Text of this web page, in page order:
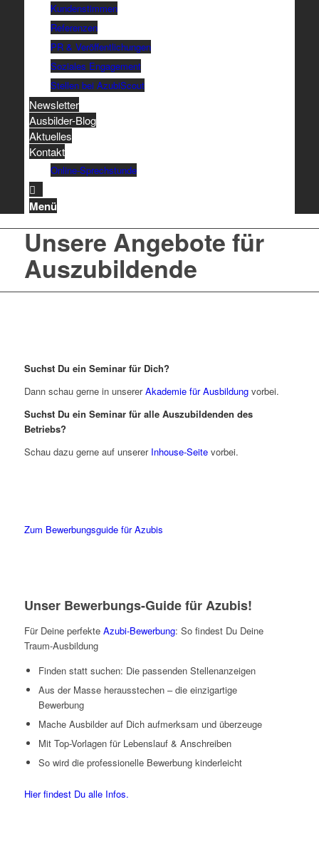
Kundenstimmen
Referenzen
PR & Veröffentlichungen
Soziales Engagement
Stellen bei AzubiScout
Newsletter
Ausbilder-Blog
Aktuelles
Kontakt
Online-Sprechstunde
Menü
Unsere Angebote für
Auszubildende
Suchst Du ein Seminar für Dich?
Dann schau gerne in unsererAkademie für Ausbildungvorbei.
Suchst Du ein Seminar für alle Auszubildenden des
Betriebs?
Schau dazu gerne auf unserer Inhouse-Seitevorbei.
Zum Bewerbungsguide für Azubis
Unser Bewerbungs-Guide für Azubis!
Für Deine perfekte Azubi-Bewerbung: So findest Du Deine
Traum-Ausbildung
Finden statt suchen: Die passenden Stellenanzeigen
Aus der Masse herausstechen – die einzigartige
Bewerbung
Mache Ausbilder auf Dich aufmerksam und überzeuge
Mit Top-Vorlagen für Lebenslauf & Anschreiben
So wird die professionelle Bewerbung kinderleicht
Hier findest Du alle Infos.